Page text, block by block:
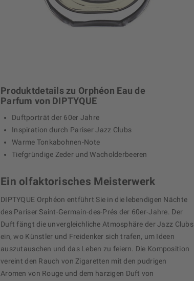
Produktdetails zu Orphéon Eau de
Parfum von DIPTYQUE
Duftporträt der 60er Jahre
Inspiration durch Pariser Jazz Clubs
Warme Tonkabohnen-Note
Tiefgründige Zeder und Wacholderbeeren
Ein olfaktorisches Meisterwerk
DIPTYQUE Orphéon entführt Sie in die lebendigen Nächte
des Pariser Saint-Germain-des-Prés der 60er-Jahre. Der
Duft fängt die unvergleichliche Atmosphäre der Jazz Clubs
ein, wo Künstler und Freidenker sich trafen, um Ideen
auszutauschen und das Leben zu feiern. Die Komposition
vereint den Rauch von Zigaretten mit den pudrigen
Aromen von Rouge und dem harzigen Duft von